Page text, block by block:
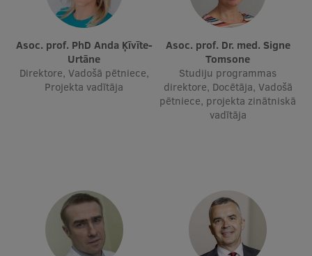
Asoc. prof. PhD Anda Ķīvīte-
Urtāne
Direktore, Vadošā pētniece,
Projekta vadītāja
Asoc. prof. Dr. med. Signe
Tomsone
Studiju programmas
direktore, Docētāja, Vadošā
pētniece, projekta zinātniskā
vadītāja